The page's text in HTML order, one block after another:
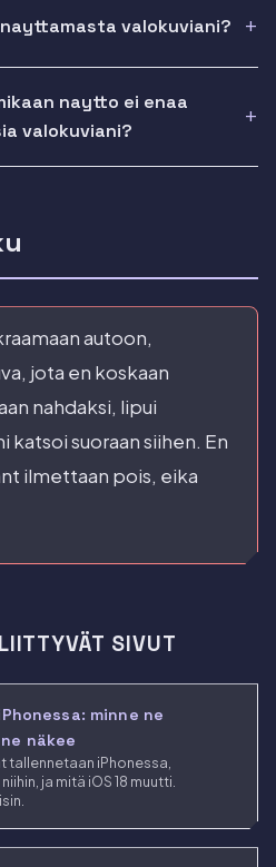
valokuviani?
naytto ei enaa
valokuviani?
autoon,
jota en koskaan
nahdaksi, lipui
katsoi suoraan siihen. En
ilmettaan pois, eika
SIVUT
minne ne
näkee
tallennetaan iPhonessa,
ja mitä iOS 18 muutti.